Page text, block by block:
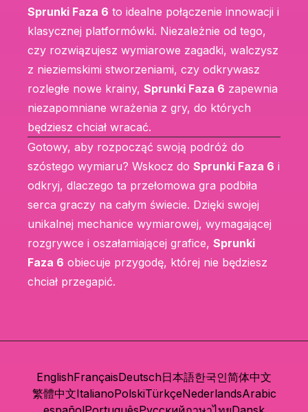
Sprunki Faza 6 to idealne połączenie innowacji i
klasycznej platformówki. Niezależnie od tego,
czy rozwiązujesz wymiarowe zagadki, walczysz
z nieziemskimi stworzeniami, czy odkrywasz
rozległe nowe krainy, Sprunki Faza 6 zapewnia
niezapomniane wrażenia z gry, do których
będziesz chciał wracać.
Gotowy, aby rozpocząć swoją podróż do
szóstego wymiaru? Wskocz do Sprunki Faza 6 i
odkryj, dlaczego ta przełomowa gra podbiła
serca graczy na całym świecie. Dzięki swojej
unikalnej mechanice wymiarowej, wymagającej
rozgrywce i oszałamiającej grafice, Sprunki
Faza 6 obiecuje przygodę, której nie będziesz
chciał przegapić.
EnglishFrançaisDeutsch日本語한국인简体中文
繁體中文ItalianoPolskiTürkçeNederlandsArabic